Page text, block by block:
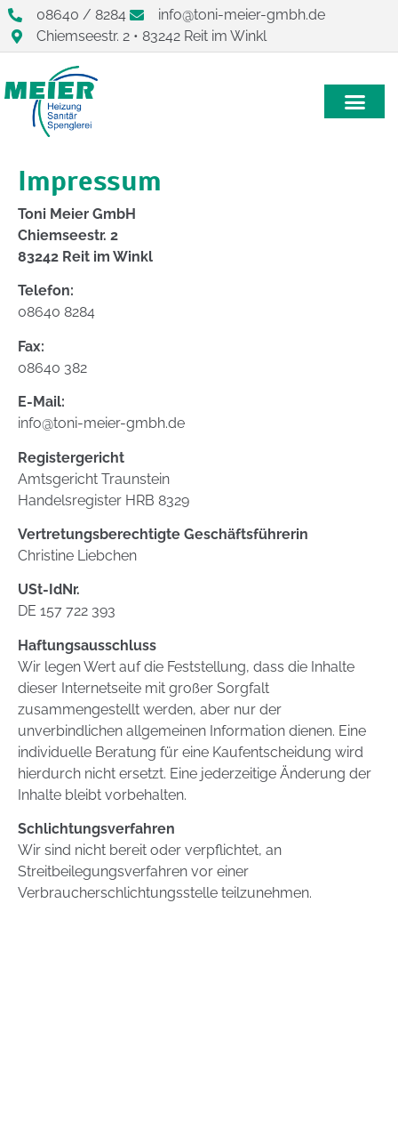
08640 / 8284
info@toni-meier-gmbh.de
Chiemseestr. 2 • 83242 Reit im Winkl
Impressum
Toni Meier GmbH
Chiemseestr. 2
83242 Reit im Winkl
Telefon:
08640 8284
Fax:
08640 382
E-Mail:
info@toni-meier-gmbh.de
Registergericht
Amtsgericht Traunstein
Handelsregister HRB 8329
Vertretungs­berechtigte Geschäfts­führerin
Christine Liebchen
USt-IdNr.
DE 157 722 393
Haftungsausschluss
Wir legen Wert auf die Feststellung, dass die Inhalte
dieser Internetseite mit großer Sorgfalt
zusammengestellt werden, aber nur der
unverbindlichen allgemeinen Information dienen. Eine
individuelle Beratung für eine Kaufentscheidung wird
hierdurch nicht ersetzt. Eine jederzeitige Änderung der
Inhalte bleibt vorbehalten.
Schlichtungsverfahren
Wir sind nicht bereit oder verpflichtet, an
Streitbeilegungsverfahren vor einer
Verbraucherschlichtungsstelle teilzunehmen.